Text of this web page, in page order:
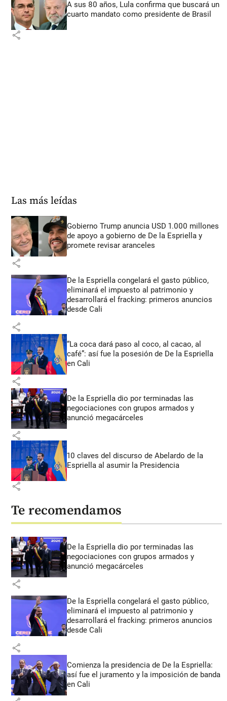
A sus 80 años, Lula confirma que buscará un
cuarto mandato como presidente de Brasil
share
Las más leídas
Gobierno Trump anuncia USD 1.000 millones
de apoyo a gobierno de De la Espriella y
promete revisar aranceles
share
De la Espriella congelará el gasto público,
eliminará el impuesto al patrimonio y
desarrollará el fracking: primeros anuncios
desde Cali
share
“La coca dará paso al coco, al cacao, al
café”: así fue la posesión de De la Espriella
en Cali
share
De la Espriella dio por terminadas las
negociaciones con grupos armados y
anunció megacárceles
share
10 claves del discurso de Abelardo de la
Espriella al asumir la Presidencia
share
Te recomendamos
De la Espriella dio por terminadas las
negociaciones con grupos armados y
anunció megacárceles
share
De la Espriella congelará el gasto público,
eliminará el impuesto al patrimonio y
desarrollará el fracking: primeros anuncios
desde Cali
share
Comienza la presidencia de De la Espriella:
así fue el juramento y la imposición de banda
en Cali